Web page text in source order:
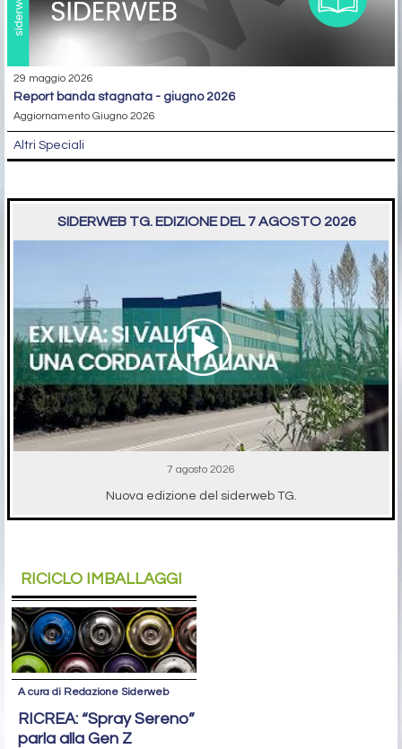
29 maggio 2026
report banda stagnata - giugno 2026
Aggiornamento Giugno 2026
Altri Speciali
SIDERWEB TG. EDIZIONE DEL 7 AGOSTO 2026
7 agosto 2026
Nuova edizione del siderweb TG.
RICICLO IMBALLAGGI
A cura di Redazione Siderweb
RICREA: “Spray Sereno”
parla alla Gen Z